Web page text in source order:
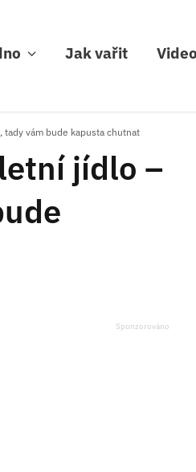
Jak vařit Video
vám bude kapusta chutnat
jídlo –